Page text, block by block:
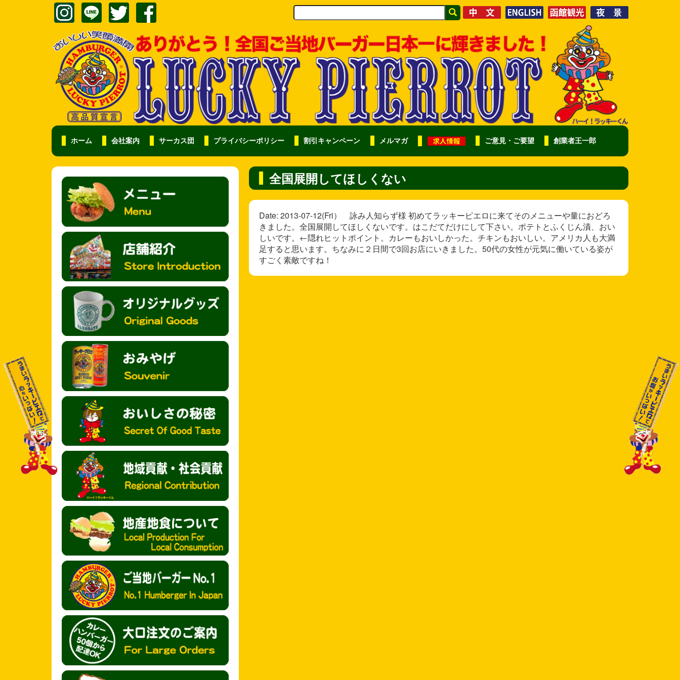
ホーム 会社案内 サーカス団 プライバシーポリシー 割引キャンペーン メルマガ ご意見・ご要望 創業者王一郎
全国展開してほしくない
Date: 2013-07-12(Fri） 詠み人知らず様 初めてラッキーピエロに来てそのメニューや量におどろ
きました。全国展開してほしくないです。はこだてだけにして下さい。ポテトとふくじん漬、おい
しいです。←隠れヒットポイント。カレーもおいしかった。チキンもおいしい。アメリカ人も大満
足すると思います。ちなみに２日間で3回お店にいきました。50代の女性が元気に働いている姿が
すごく素敵ですね！